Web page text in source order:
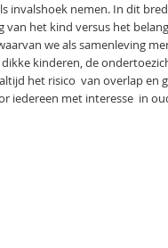
invalshoek nemen. In dit
van het kind versus het
we als samenleving
kinderen, de
het risico van overlap en
iedereen met interesse in